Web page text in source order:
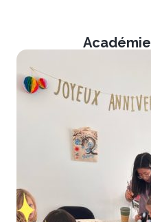
Académie